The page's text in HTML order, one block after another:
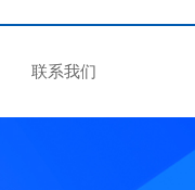
联系我们